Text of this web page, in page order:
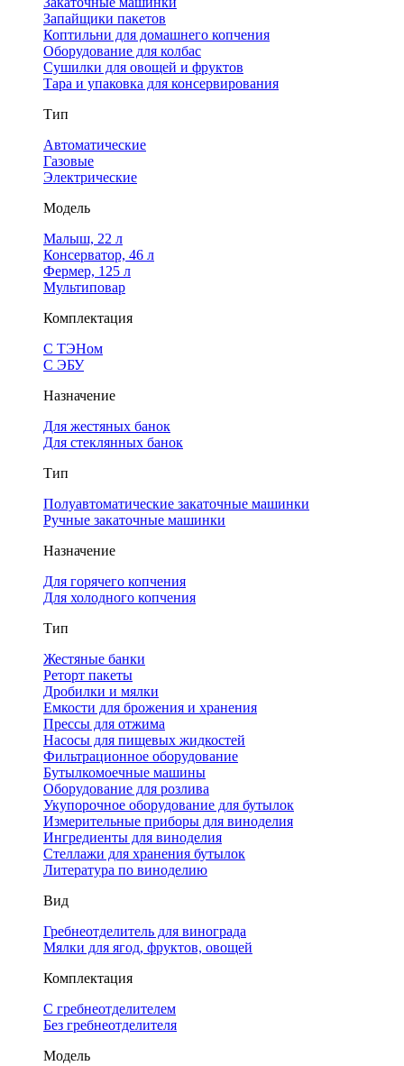
Запайщики пакетов
Коптильни для домашнего копчения
Оборудование для колбас
Сушилки для овощей и фруктов
Тара и упаковка для консервирования
Тип
Автоматические
Газовые
Электрические
Модель
Малыш, 22 л
Консерватор, 46 л
Фермер, 125 л
Мультиповар
Комплектация
С ТЭНом
С ЭБУ
Назначение
Для жестяных банок
Для стеклянных банок
Тип
Полуавтоматические закаточные машинки
Ручные закаточные машинки
Назначение
Для горячего копчения
Для холодного копчения
Тип
Жестяные банки
Реторт пакеты
Дробилки и мялки
Емкости для брожения и хранения
Прессы для отжима
Насосы для пищевых жидкостей
Фильтрационное оборудование
Бутылкомоечные машины
Оборудование для розлива
Укупорочное оборудование для бутылок
Измерительные приборы для виноделия
Ингредиенты для виноделия
Стеллажи для хранения бутылок
Литература по виноделию
Вид
Гребнеотделитель для винограда
Мялки для ягод, фруктов, овощей
Комплектация
С гребнеотделителем
Без гребнеотделителя
Модель